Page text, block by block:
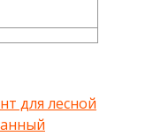
для лесной